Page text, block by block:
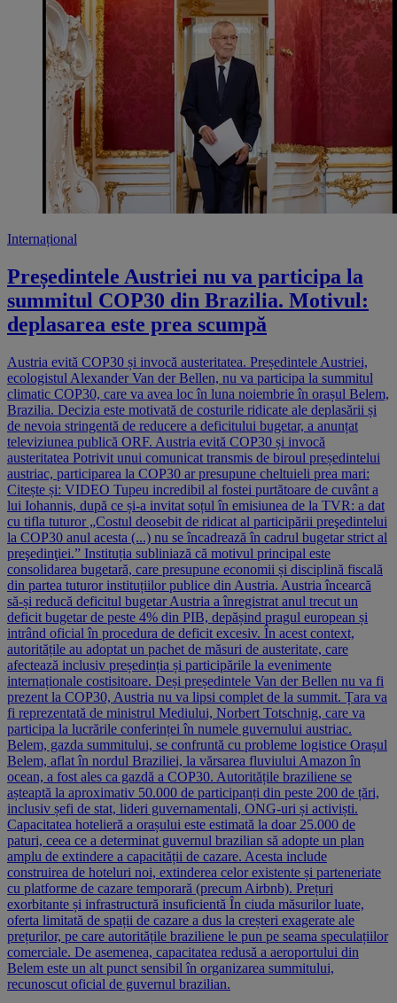
Internațional
Președintele Austriei nu va participa la
summitul COP30 din Brazilia. Motivul:
deplasarea este prea scumpă
Austria evită COP30 și invocă austeritatea. Președintele Austriei,
ecologistul Alexander Van der Bellen, nu va participa la summitul
climatic COP30, care va avea loc în luna noiembrie în orașul Belem,
Brazilia. Decizia este motivată de costurile ridicate ale deplasării și
de nevoia stringentă de reducere a deficitului bugetar, a anunțat
televiziunea publică ORF. Austria evită COP30 și invocă
austeritatea Potrivit unui comunicat transmis de biroul președintelui
austriac, participarea la COP30 ar presupune cheltuieli prea mari:
Citește și: VIDEO Tupeu incredibil al fostei purtătoare de cuvânt a
lui Iohannis, după ce și-a invitat soțul în emisiunea de la TVR: a dat
cu tifla tuturor „Costul deosebit de ridicat al participării preşedintelui
la COP30 anul acesta (...) nu se încadrează în cadrul bugetar strict al
preşedinţiei.” Instituția subliniază că motivul principal este
consolidarea bugetară, care presupune economii și disciplină fiscală
din partea tuturor instituțiilor publice din Austria. Austria încearcă
să-și reducă deficitul bugetar Austria a înregistrat anul trecut un
deficit bugetar de peste 4% din PIB, depășind pragul european și
intrând oficial în procedura de deficit excesiv. În acest context,
autoritățile au adoptat un pachet de măsuri de austeritate, care
afectează inclusiv președinția și participările la evenimente
internaționale costisitoare. Deși președintele Van der Bellen nu va fi
prezent la COP30, Austria nu va lipsi complet de la summit. Țara va
fi reprezentată de ministrul Mediului, Norbert Totschnig, care va
participa la lucrările conferinței în numele guvernului austriac.
Belem, gazda summitului, se confruntă cu probleme logistice Orașul
Belem, aflat în nordul Braziliei, la vărsarea fluviului Amazon în
ocean, a fost ales ca gazdă a COP30. Autoritățile braziliene se
așteaptă la aproximativ 50.000 de participanți din peste 200 de țări,
inclusiv șefi de stat, lideri guvernamentali, ONG-uri și activiști.
Capacitatea hotelieră a orașului este estimată la doar 25.000 de
paturi, ceea ce a determinat guvernul brazilian să adopte un plan
amplu de extindere a capacității de cazare. Acesta include
construirea de hoteluri noi, extinderea celor existente și parteneriate
cu platforme de cazare temporară (precum Airbnb). Prețuri
exorbitante și infrastructură insuficientă În ciuda măsurilor luate,
oferta limitată de spații de cazare a dus la creșteri exagerate ale
prețurilor, pe care autoritățile braziliene le pun pe seama speculațiilor
comerciale. De asemenea, capacitatea redusă a aeroportului din
Belem este un alt punct sensibil în organizarea summitului,
recunoscut oficial de guvernul brazilian.